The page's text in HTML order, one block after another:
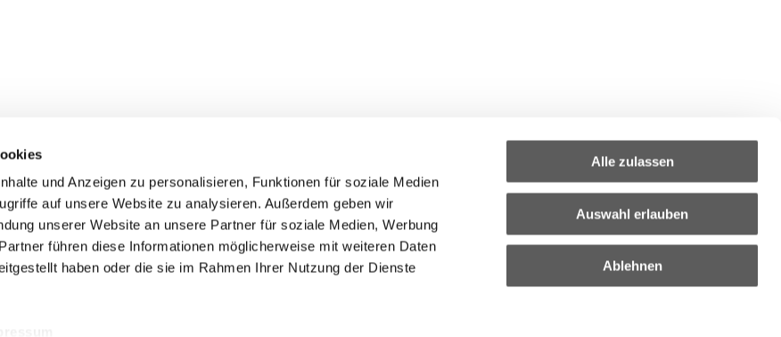
und Anzeigen zu personalisieren, Funktionen für soziale Medien
auf unsere Website zu analysieren. Außerdem geben wir
unserer Website an unsere Partner für soziale Medien, Werbung
führen diese Informationen möglicherweise mit weiteren Daten
haben oder die sie im Rahmen Ihrer Nutzung der Dienste
Alle zulassen
Auswahl erlauben
Ablehnen
Wilfinger
Öffnungszeiten
Mo - Do 9:30-18:30
Fr - So
Geschlossen
Quicklinks
Gesichtsbehandlung
GREEN PEEL
GUA SHA-LIFTING
Haarentfernung